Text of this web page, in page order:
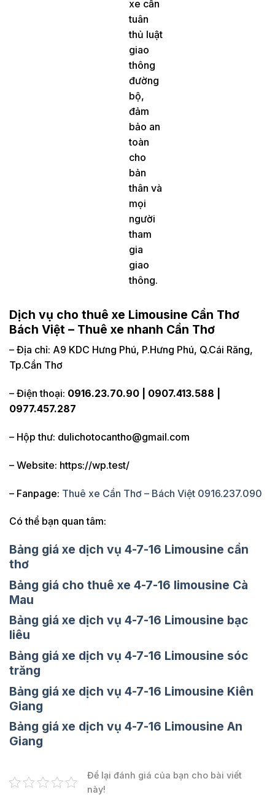
xe cần
tuân
thủ luật
giao
thông
đường
bộ,
đảm
bảo an
toàn
cho
bản
thân và
mọi
người
tham
gia
giao
thông.
Dịch vụ cho thuê xe Limousine Cần Thơ
Bách Việt – Thuê xe nhanh Cần Thơ
– Địa chỉ: A9 KDC Hưng Phú, P.Hưng Phú, Q.Cái Răng,
Tp.Cần Thơ
– Điện thoại: 0916.23.70.90 | 0907.413.588 |
0977.457.287
– Hộp thư: dulichotocantho@gmail.com
– Website: https://wp.test/
– Fanpage: Thuê xe Cần Thơ – Bách Việt 0916.237.090
Có thể bạn quan tâm:
Bảng giá xe dịch vụ 4-7-16 Limousine cần
thơ
Bảng giá cho thuê xe 4-7-16 limousine Cà
Mau
Bảng giá xe dịch vụ 4-7-16 Limousine bạc
liêu
Bảng giá xe dịch vụ 4-7-16 Limousine sóc
trăng
Bảng giá xe dịch vụ 4-7-16 Limousine Kiên
Giang
Bảng giá xe dịch vụ 4-7-16 Limousine An
Giang
Để lại đánh giá của bạn cho bài viết
này!